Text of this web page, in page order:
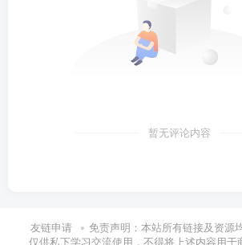
暂无评论内容
友链申请
免责声明：本站所有链接及资源
仅供私下学习交流使用，不得将上述内容用于